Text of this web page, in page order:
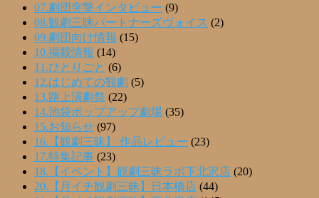
07.劇団突撃インタビュー (9)
08.観劇三昧パートナーズヴォイス (2)
09.劇団向け情報 (15)
10.掲載情報 (14)
11.ひとりごと (6)
12.はじめての観劇 (5)
13.路上演劇祭 (22)
14.池袋ポップアップ劇場 (35)
15.お知らせ (97)
16.【観劇三昧】 作品レビュー (23)
17.特集記事 (23)
18.【イベント】観劇三昧ラボ下北沢店 (20)
20.【月イチ観劇三昧】日本橋店 (44)